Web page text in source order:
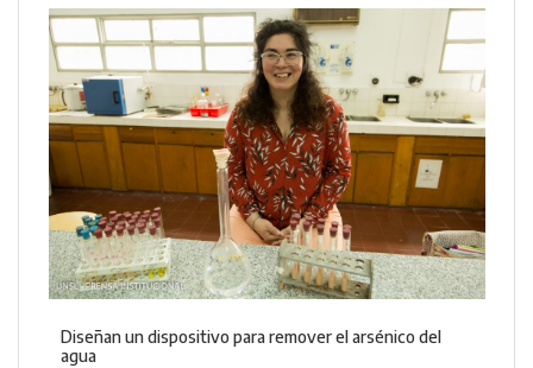
Diseñan un dispositivo para remover el arsénico del
agua